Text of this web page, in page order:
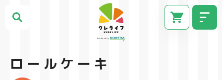
ロールケーキ